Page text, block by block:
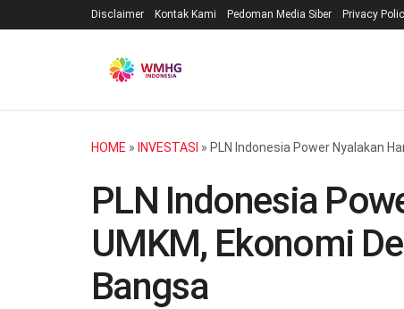
Disclaimer Kontak Kami Pedoman Media Siber Privacy
HOME » INVESTASI » PLN Indonesia Power Nyalakan
PLN Indonesia
UMKM, Ekonomi
Bangsa